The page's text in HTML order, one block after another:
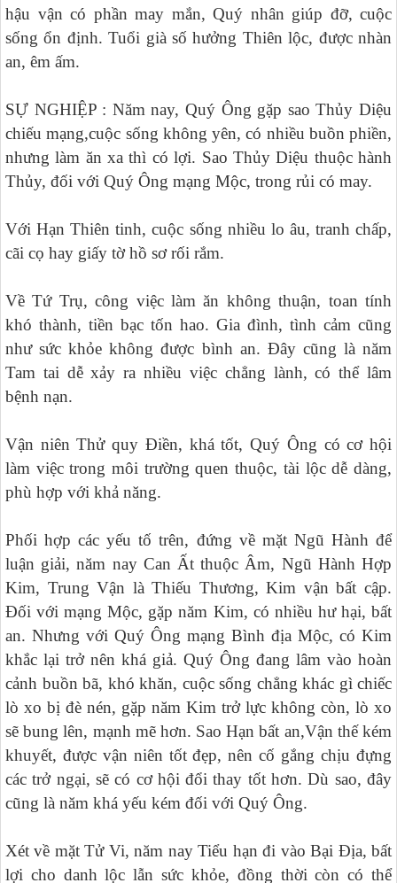
hậu vận có phần may mắn, Quý nhân giúp đỡ, cuộc
sống ổn định. Tuổi già số hưởng Thiên lộc, được nhàn
an, êm ấm.
SỰ NGHIỆP : Năm nay, Quý Ông gặp sao Thủy Diệu
chiếu mạng,cuộc sống không yên, có nhiều buồn phiền,
nhưng làm ăn xa thì có lợi. Sao Thủy Diệu thuộc hành
Thủy, đối với Quý Ông mạng Mộc, trong rủi có may.
Với Hạn Thiên tinh, cuộc sống nhiều lo âu, tranh chấp,
cãi cọ hay giấy tờ hồ sơ rối rắm.
Về Tứ Trụ, công việc làm ăn không thuận, toan tính
khó thành, tiền bạc tốn hao. Gia đình, tình cảm cũng
như sức khỏe không được bình an. Đây cũng là năm
Tam tai dễ xảy ra nhiều việc chẳng lành, có thể lâm
bệnh nạn.
Vận niên Thử quy Điền, khá tốt, Quý Ông có cơ hội
làm việc trong môi trường quen thuộc, tài lộc dễ dàng,
phù hợp với khả năng.
Phối hợp các yếu tố trên, đứng về mặt Ngũ Hành để
luận giải, năm nay Can Ất thuộc Âm, Ngũ Hành Hợp
Kim, Trung Vận là Thiếu Thương, Kim vận bất cập.
Đối với mạng Mộc, gặp năm Kim, có nhiều hư hại, bất
an. Nhưng với Quý Ông mạng Bình địa Mộc, có Kim
khắc lại trở nên khá giả. Quý Ông đang lâm vào hoàn
cảnh buồn bã, khó khăn, cuộc sống chẳng khác gì chiếc
lò xo bị đè nén, gặp năm Kim trở lực không còn, lò xo
sẽ bung lên, mạnh mẽ hơn. Sao Hạn bất an,Vận thế kém
khuyết, được vận niên tốt đẹp, nên cố gắng chịu đựng
các trở ngại, sẽ có cơ hội đổi thay tốt hơn. Dù sao, đây
cũng là năm khá yếu kém đối với Quý Ông.
Xét về mặt Tử Vi, năm nay Tiểu hạn đi vào Bại Địa, bất
lợi cho danh lộc lẫn sức khỏe, đồng thời còn có thể